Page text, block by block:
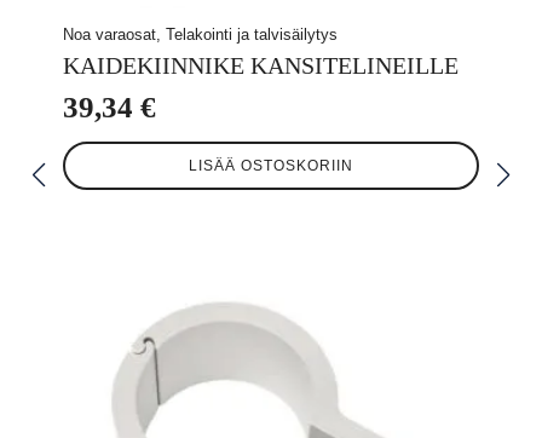
Noa varaosat, Telakointi ja talvisäilytys
KAIDEKIINNIKE KANSITELINEILLE
39,34 €
LISÄÄ OSTOSKORIIN